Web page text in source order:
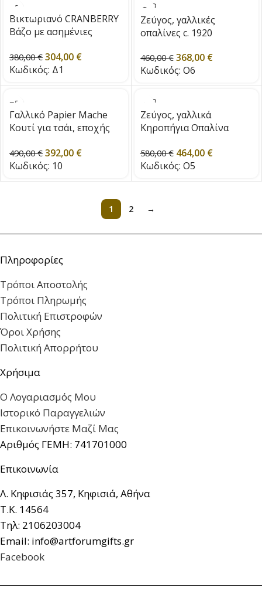
Βικτωριανό CRANBERRY
Βάζο με ασημένιες
380,00€ 304,00 €
Κωδικός: Δ1
SOLD
Ζεύγος, γαλλικές
οπαλίνες c. 1920
460,00€ 368,00 €
Κωδικός: O6
Γαλλικό Papier Mache
Κουτί για τσάι, εποχής
490,00€ 392,00 €
Κωδικός: 10
SOLD
Ζεύγος, γαλλικά
Κηροπήγια Οπαλίνα
580,00€ 464,00 €
Κωδικός: O5
1 2 →
Πληροφορίες
Τρόποι Αποστολής
Τρόποι Πληρωμής
Πολιτική Επιστροφών
Όροι Χρήσης
Πολιτική Απορρήτου
Χρήσιμα
Ο Λογαριασμός Μου
Ιστορικό Παραγγελιών
Επικοινωνήστε Μαζί Μας
Αριθμός ΓΕΜΗ: 741701000
Επικοινωνία
Λ. Κηφισιάς 357, Κηφισιά, Αθήνα
Τ.Κ. 14564
Τηλ: 2106203004
Email: info@artforumgifts.gr
Facebook